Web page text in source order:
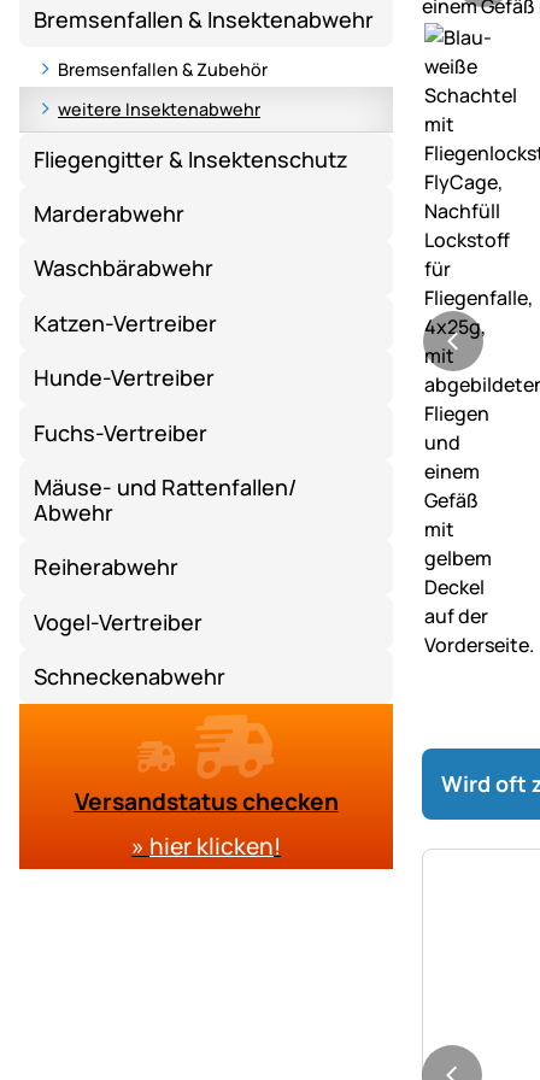
Bremsenfallen & Insektenabwehr
Bremsenfallen & Zubehör
weitere Insektenabwehr
Fliegengitter & Insektenschutz
Marderabwehr
Waschbärabwehr
Katzen-Vertreiber
Hunde-Vertreiber
Fuchs-Vertreiber
Mäuse- und Rattenfallen/
Abwehr
Reiherabwehr
Vogel-Vertreiber
Schneckenabwehr
Versandstatus checken
» hier klicken!
Wird oft